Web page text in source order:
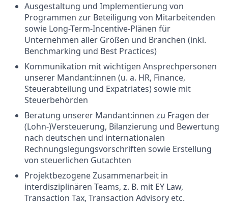
Ausgestaltung und Implementierung von
Programmen zur Beteiligung von Mitarbeitenden
sowie Long-Term-Incentive-Plänen für
Unternehmen aller Größen und Branchen (inkl.
Benchmarking und Best Practices)
Kommunikation mit wichtigen Ansprechpersonen
unserer Mandant:innen (u. a. HR, Finance,
Steuerabteilung und Expatriates) sowie mit
Steuerbehörden
Beratung unserer Mandant:innen zu Fragen der
(Lohn-)Versteuerung, Bilanzierung und Bewertung
nach deutschen und internationalen
Rechnungslegungsvorschriften sowie Erstellung
von steuerlichen Gutachten
Projektbezogene Zusammenarbeit in
interdisziplinären Teams, z. B. mit EY Law,
Transaction Tax, Transaction Advisory etc.